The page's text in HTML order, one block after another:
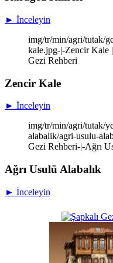
► İnceleyin
img/tr/min/agri/tutak/
kale.jpg-|-Zencir Kale
Gezi Rehberi
Zencir Kale
► İnceleyin
img/tr/min/agri/tutak/
alabalik/agri-usulu-
Gezi Rehberi-|-Ağrı
Ağrı Usulü Alabalık
► İnceleyin